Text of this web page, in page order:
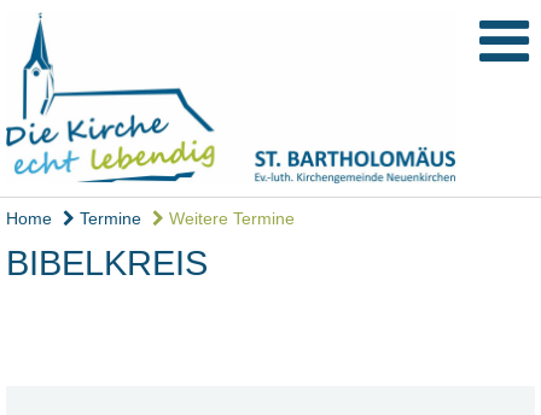
Home Termine Weitere Termine
BIBELKREIS